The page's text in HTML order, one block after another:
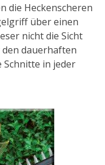
die Heckenscheren
über einen
nicht die Sicht
dauerhaften
Schnitte in jeder